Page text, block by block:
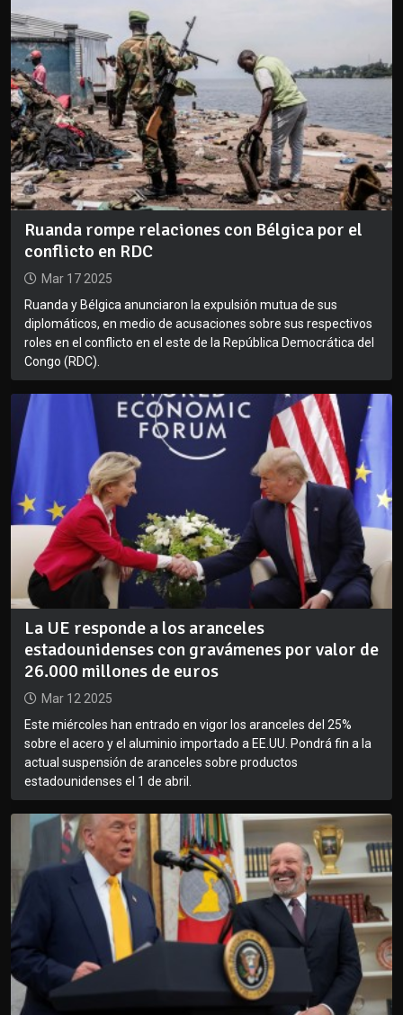
Ruanda rompe relaciones con Bélgica por el
conflicto en RDC
Mar 17 2025
Ruanda y Bélgica anunciaron la expulsión mutua de sus
diplomáticos, en medio de acusaciones sobre sus respectivos
roles en el conflicto en el este de la República Democrática del
Congo (RDC).
La UE responde a los aranceles
estadounidenses con gravámenes por valor de
26.000 millones de euros
Mar 12 2025
Este miércoles han entrado en vigor los aranceles del 25%
sobre el acero y el aluminio importado a EE.UU. Pondrá fin a la
actual suspensión de aranceles sobre productos
estadounidenses el 1 de abril.